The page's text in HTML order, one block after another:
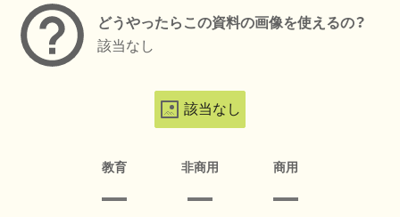
どうやったらこの資料の画像を使えるの？
該当なし
該当なし
教育 非商用 商用